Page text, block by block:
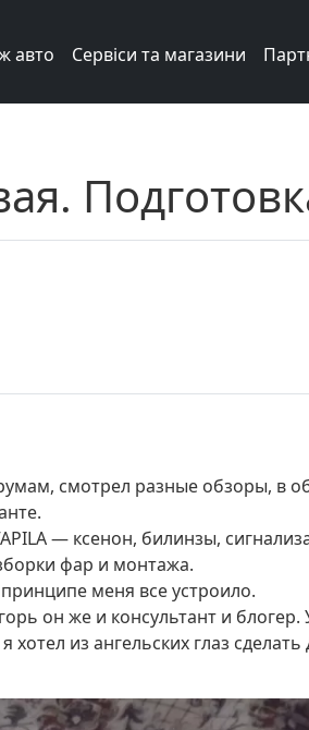
авто Сервіси та магазини
смотрел разные обзоры, в
— ксенон, билинзы,
фар и монтажа.
меня все устроило.
он же и консультант и
из ангельских глаз